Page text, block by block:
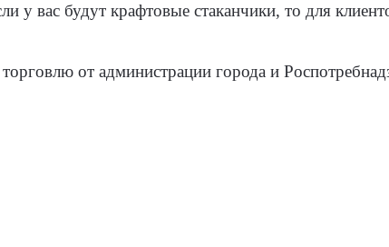
у вас будут крафтовые стаканчики, то для
от администрации города и